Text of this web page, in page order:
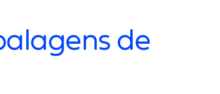
de